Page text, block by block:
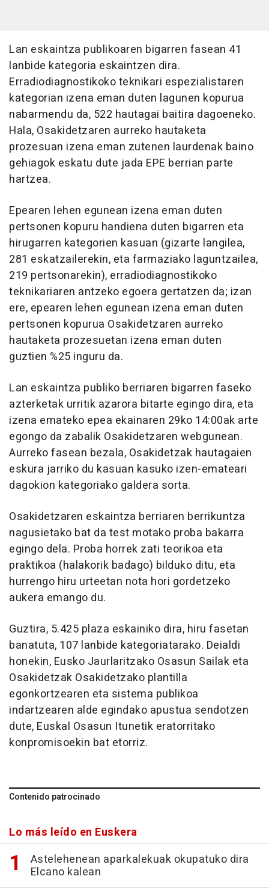
Lan eskaintza publikoaren bigarren fasean 41
lanbide kategoria eskaintzen dira.
Erradiodiagnostikoko teknikari espezialistaren
kategorian izena eman duten lagunen kopurua
nabarmendu da, 522 hautagai baitira dagoeneko.
Hala, Osakidetzaren aurreko hautaketa
prozesuan izena eman zutenen laurdenak baino
gehiagok eskatu dute jada EPE berrian parte
hartzea.
Epearen lehen egunean izena eman duten
pertsonen kopuru handiena duten bigarren eta
hirugarren kategorien kasuan (gizarte langilea,
281 eskatzailerekin, eta farmaziako laguntzailea,
219 pertsonarekin), erradiodiagnostikoko
teknikariaren antzeko egoera gertatzen da; izan
ere, epearen lehen egunean izena eman duten
pertsonen kopurua Osakidetzaren aurreko
hautaketa prozesuetan izena eman duten
guztien %25 inguru da.
Lan eskaintza publiko berriaren bigarren faseko
azterketak urritik azarora bitarte egingo dira, eta
izena emateko epea ekainaren 29ko 14:00ak arte
egongo da zabalik Osakidetzaren webgunean.
Aurreko fasean bezala, Osakidetzak hautagaien
eskura jarriko du kasuan kasuko izen-emateari
dagokion kategoriako galdera sorta.
Osakidetzaren eskaintza berriaren berrikuntza
nagusietako bat da test motako proba bakarra
egingo dela. Proba horrek zati teorikoa eta
praktikoa (halakorik badago) bilduko ditu, eta
hurrengo hiru urteetan nota hori gordetzeko
aukera emango du.
Guztira, 5.425 plaza eskainiko dira, hiru fasetan
banatuta, 107 lanbide kategoriatarako. Deialdi
honekin, Eusko Jaurlaritzako Osasun Sailak eta
Osakidetzak Osakidetzako plantilla
egonkortzearen eta sistema publikoa
indartzearen alde egindako apustua sendotzen
dute, Euskal Osasun Itunetik eratorritako
konpromisoekin bat etorriz.
Contenido patrocinado
Lo más leído en Euskera
Astelehenean aparkalekuak okupatuko dira
Elcano kalean